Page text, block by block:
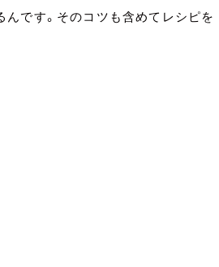
です。そのコツも含めてレシピを